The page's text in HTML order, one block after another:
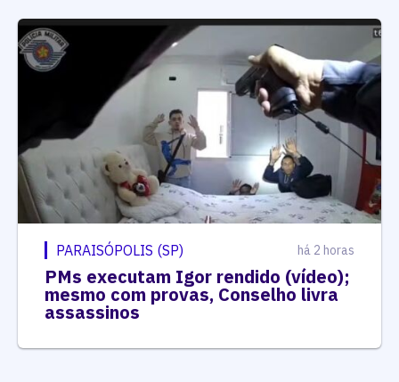
PARAISÓPOLIS (SP) há 2 horas
PMs executam Igor rendido (vídeo);
mesmo com provas, Conselho livra
assassinos